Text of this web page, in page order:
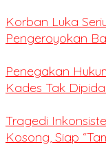
Korban Luka
Pengeroyokan
Penegakan
Kades Tak
Tragedi
Kosong, Siap